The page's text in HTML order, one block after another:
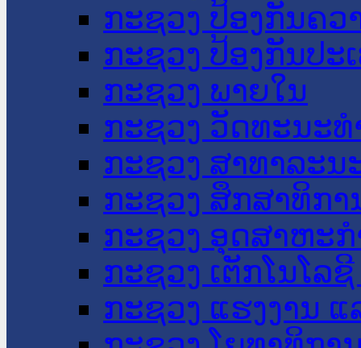
ກະຊວງ ປ້ອງກັນຄວ
ກະຊວງ ປ້ອງກັນປະ
ກະຊວງ ພາຍໃນ
ກະຊວງ ວັດທະນະ
ກະຊວງ ສາທາລະນ
ກະຊວງ ສຶກສາທິກາ
ກະຊວງ ອຸດສາຫະ
ກະຊວງ ເຕັກໂນໂລ
ກະຊວງ ແຮງງານ